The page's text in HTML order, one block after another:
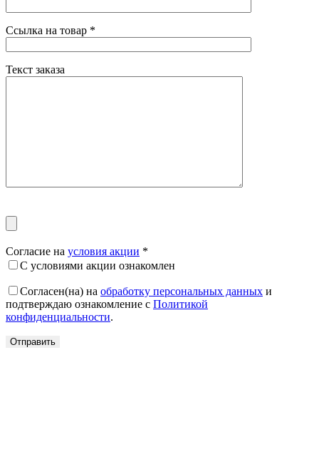
Ссылка на товар *
Текст заказа
Согласие на условия акции *
С условиями акции ознакомлен
Согласен(на) на обработку персональных данных и
подтверждаю ознакомление с Политикой
конфиденциальности.